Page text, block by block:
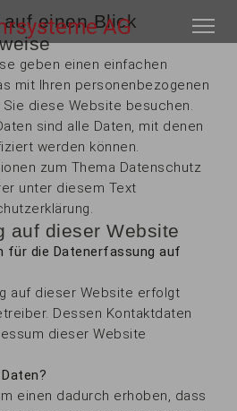
einen Blick
geben einen einfachen
mit Ihren personenbezogenen
diese Website besuchen.
sind alle Daten, mit denen
werden können.
zum Thema Datenschutz
unter diesem Text
auf dieser Website
für die Datenerfassung auf
auf dieser Website erfolgt
Dessen Kontaktdaten
dieser Website
einen dadurch erhoben, dass